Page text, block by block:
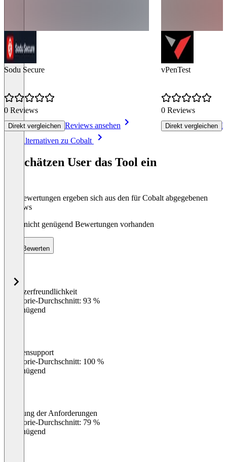
Sodu Secure
0 Reviews
Direkt vergleichen Reviews ansehen
vPenTest
0 Reviews
Direkt vergleichen
Alle Alternativen zu Cobalt
So schätzen User das Tool ein
Die Bewertungen ergeben sich aus den für Cobalt abgegebenen
Reviews
Noch nicht genügend Bewertungen vorhanden
Bewerten
Benutzerfreundlichkeit
Kategorie-Durchschnitt: 93 %
Ungenügend
Kundensupport
Kategorie-Durchschnitt: 100 %
Ungenügend
Erfüllung der Anforderungen
Kategorie-Durchschnitt: 79 %
Ungenügend